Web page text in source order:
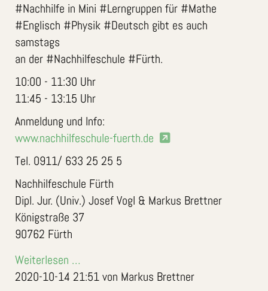
#Nachhilfe in Mini #Lerngruppen für #Mathe
#Englisch #Physik #Deutsch gibt es auch
samstags
an der #Nachhilfeschule #Fürth.
10:00 - 11:30 Uhr
11:45 - 13:15 Uhr
Anmeldung und Info:
www.nachhilfeschule-fuerth.de
Tel. 0911/ 633 25 25 5
Nachhilfeschule Fürth
Dipl. Jur. (Univ.) Josef Vogl & Markus Brettner
Königstraße 37
90762 Fürth
Weiterlesen …
2020-10-14 21:51von Markus Brettner